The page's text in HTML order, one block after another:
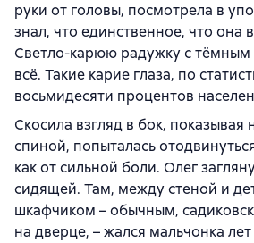
руки от головы, посмотрела в
знал, что единственное, что она
Светло-карюю радужку с
всё. Такие карие глаза, по
восьмидесяти процентов
Скосила взгляд в бок, показывая
спиной, попыталась
как от сильной боли. Олег
сидящей. Там, между стеной и
шкафчиком – обычным,
на дверце, – жался мальчонка